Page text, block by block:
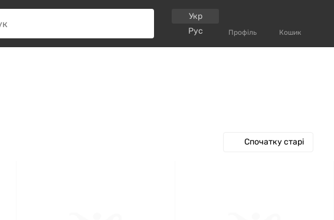
Укр
Рус
Профіль Кошик
Спочатку старі